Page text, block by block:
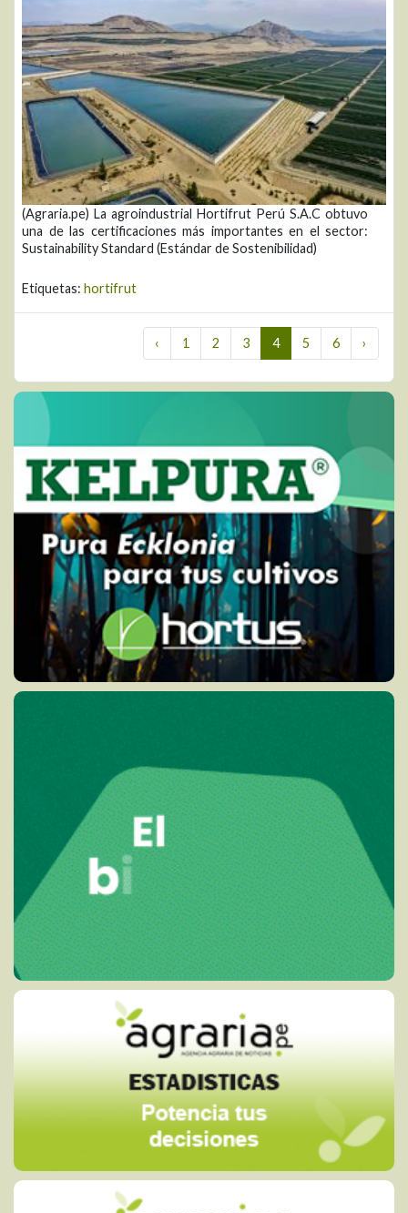
(Agraria.pe) La agroindustrial Hortifrut Perú S.A.C obtuvo
una de las certificaciones más importantes en el sector:
Sustainability Standard (Estándar de Sostenibilidad)
Etiquetas: hortifrut
‹ 1 2 3 4 5 6 ›